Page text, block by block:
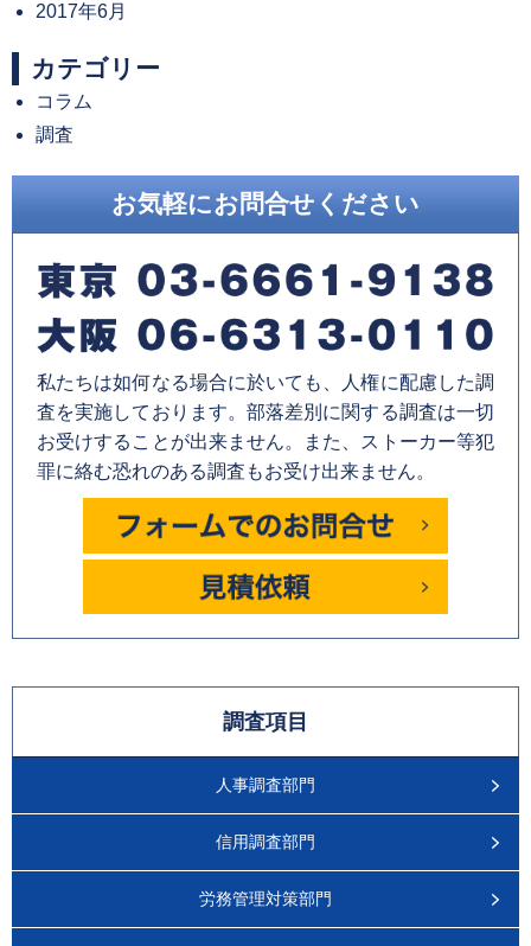
2017年6月
カテゴリー
コラム
調査
お気軽にお問合せください
私たちは如何なる場合に於いても、人権に配慮した調
査を実施しております。部落差別に関する調査は一切
お受けすることが出来ません。また、ストーカー等犯
罪に絡む恐れのある調査もお受け出来ません。
調査項目
人事調査部門
信用調査部門
労務管理対策部門